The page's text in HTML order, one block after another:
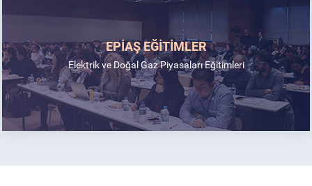
EPİAŞ EĞİTİMLER
Elektrik ve Doğal Gaz Piyasaları Eğitimleri